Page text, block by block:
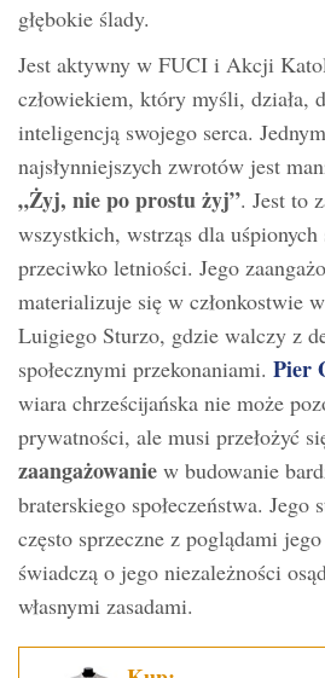
głębokie ślady.
Jest aktywny w FUCI i Akcji
człowiekiem, który myśli, działa,
inteligencją swojego serca.
najsłynniejszych zwrotów jest
„Żyj, nie po prostu żyj”. Jest to
wszystkich, wstrząs dla
przeciwko letniości. Jego
materializuje się w członkostwie
Luigiego Sturzo, gdzie walczy z
społecznymi przekonaniami. Pier
wiara chrześcijańska nie może
prywatności, ale musi przełożyć
zaangażowanie w budowanie
braterskiego społeczeństwa. Jego
często sprzeczne z poglądami
świadczą o jego niezależności
własnymi zasadami.